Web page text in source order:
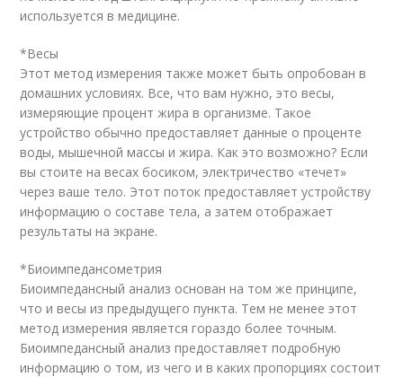
используется в медицине.
*Весы
Этот метод измерения также может быть опробован в
домашних условиях. Все, что вам нужно, это весы,
измеряющие процент жира в организме. Такое
устройство обычно предоставляет данные о проценте
воды, мышечной массы и жира. Как это возможно? Если
вы стоите на весах босиком, электричество «течет»
через ваше тело. Этот поток предоставляет устройству
информацию о составе тела, а затем отображает
результаты на экране.
*Биоимпедансометрия
Биоимпедансный анализ основан на том же принципе,
что и весы из предыдущего пункта. Тем не менее этот
метод измерения является гораздо более точным.
Биоимпедансный анализ предоставляет подробную
информацию о том, из чего и в каких пропорциях состоит